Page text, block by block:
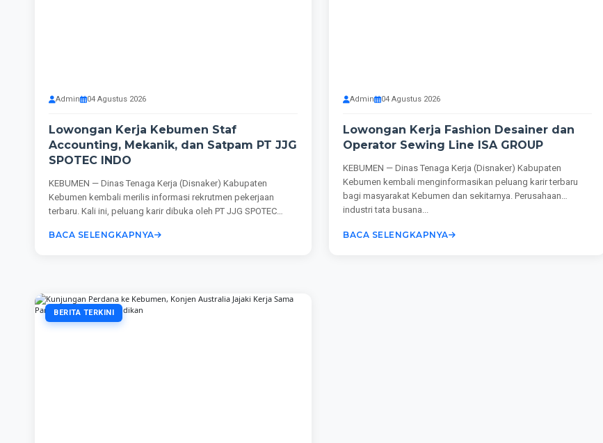
Admin 04 Agustus 2026
Lowongan Kerja Kebumen Staf
Accounting, Mekanik, dan Satpam PT JJG
SPOTEC INDO
KEBUMEN — Dinas Tenaga Kerja (Disnaker) Kabupaten
Kebumen kembali merilis informasi rekrutmen pekerjaan
terbaru. Kali ini, peluang karir dibuka oleh PT JJG SPOTEC
BACA SELENGKAPNYA
Admin 04 Agustus 2026
Lowongan Kerja Fashion Desainer dan
Operator Sewing Line ISA GROUP
KEBUMEN — Dinas Tenaga Kerja (Disnaker) Kabupaten
Kebumen kembali menginformasikan peluang karir terbaru
bagi masyarakat Kebumen dan sekitarnya. Perusahaan
industri tata busana...
BACA SELENGKAPNYA
BERITA TERKINI